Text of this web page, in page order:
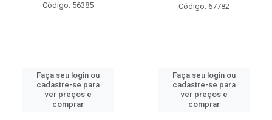
Código: 56385
Faça seu login ou
cadastre-se para
ver preços e
comprar
Código: 67782
Faça seu login ou
cadastre-se para
ver preços e
comprar